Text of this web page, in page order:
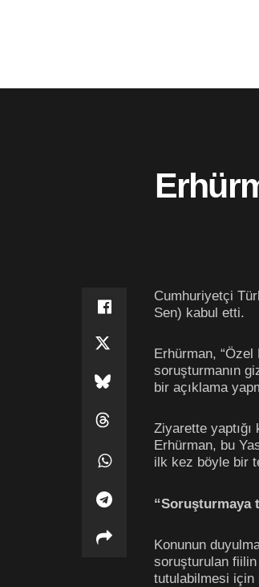
Cumhuriyetçi
Sen) kabul etti.
Erhürman,
soruşturmanın
bir açıklama
Ziyarette yaptığı
Erhürman, bu
ilk kez böyle bir
“Soruşturmaya
Konunun
soruşturulan fiilin
tutulabilmesi için